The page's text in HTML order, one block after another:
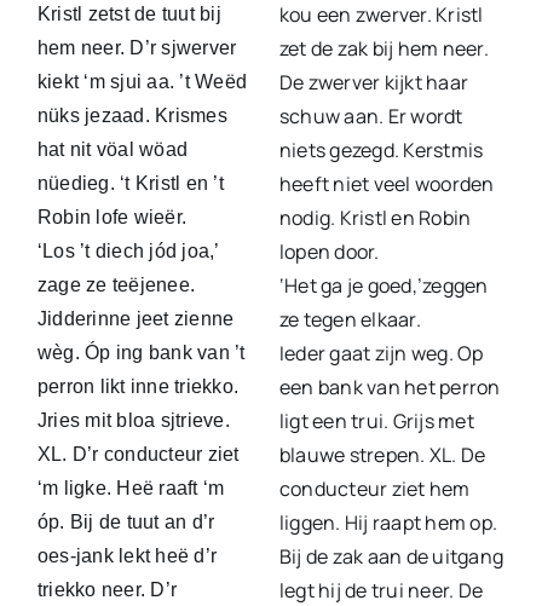
Kristl zetst de tuut bij
hem neer. D’r sjwerver
kiekt ‘m sjui aa. ’t Weëd
nüks jezaad. Krismes
hat nit vöal wöad
nüedieg. ‘t Kristl en ’t
Robin lofe wieër.
‘Los ’t diech jód joa,’
zage ze teëjenee.
Jidderinne jeet zienne
wèg. Óp ing bank van ’t
perron likt inne triekko.
Jries mit bloa sjtrieve.
XL. D’r conducteur ziet
‘m ligke. Heë raaft ‘m
óp. Bij de tuut an d’r
oes-jank lekt heë d’r
triekko neer. D’r
kou een zwerver. Kristl
zet de zak bij hem neer.
De zwerver kijkt haar
schuw aan. Er wordt
niets gezegd. Kerstmis
heeft niet veel woorden
nodig. Kristl en Robin
lopen door.
‘Het ga je goed,’zeggen
ze tegen elkaar.
Ieder gaat zijn weg. Op
een bank van het perron
ligt een trui. Grijs met
blauwe strepen. XL. De
conducteur ziet hem
liggen. Hij raapt hem op.
Bij de zak aan de uitgang
legt hij de trui neer. De